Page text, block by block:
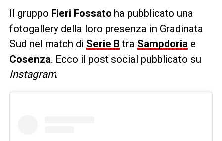
Il gruppo Fieri Fossato ha pubblicato una
fotogallery della loro presenza in Gradinata
Sud nel match di Serie B tra Sampdoriae
Cosenza. Ecco il post social pubblicato su
Instagram.